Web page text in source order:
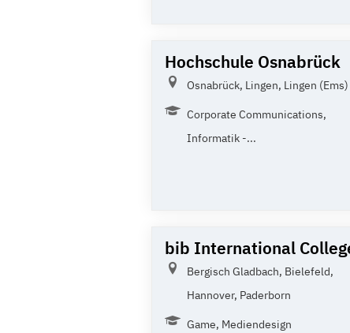
Hochschule Osnabrück
Osnabrück, Lingen, Lingen (Ems)
Corporate Communications,
Informatik -...
bib International
Bergisch Gladbach, Bielefeld,
Hannover, Paderborn
Game, Mediendesign